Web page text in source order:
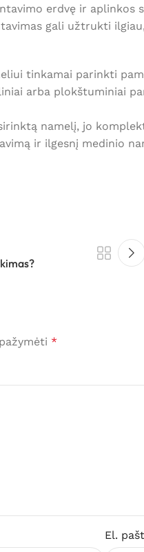
erdvę ir aplinkos
gali užtrukti
tinkamai parinkti
arba plokštuminiai
namelį, jo
ir ilgesnį medinio
*
El.